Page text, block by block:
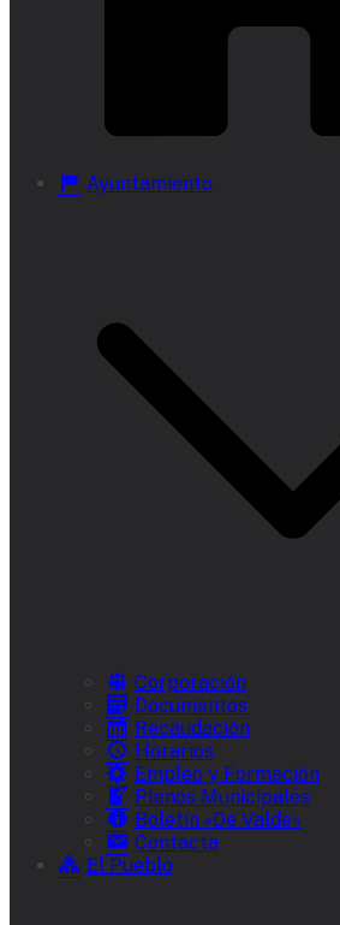
Ayuntamiento
Corporación
Documentos
Recaudación
Horarios
Empleo y Formación
Plenos Municipales
Boletín «De Valde»
Contacta
El Pueblo